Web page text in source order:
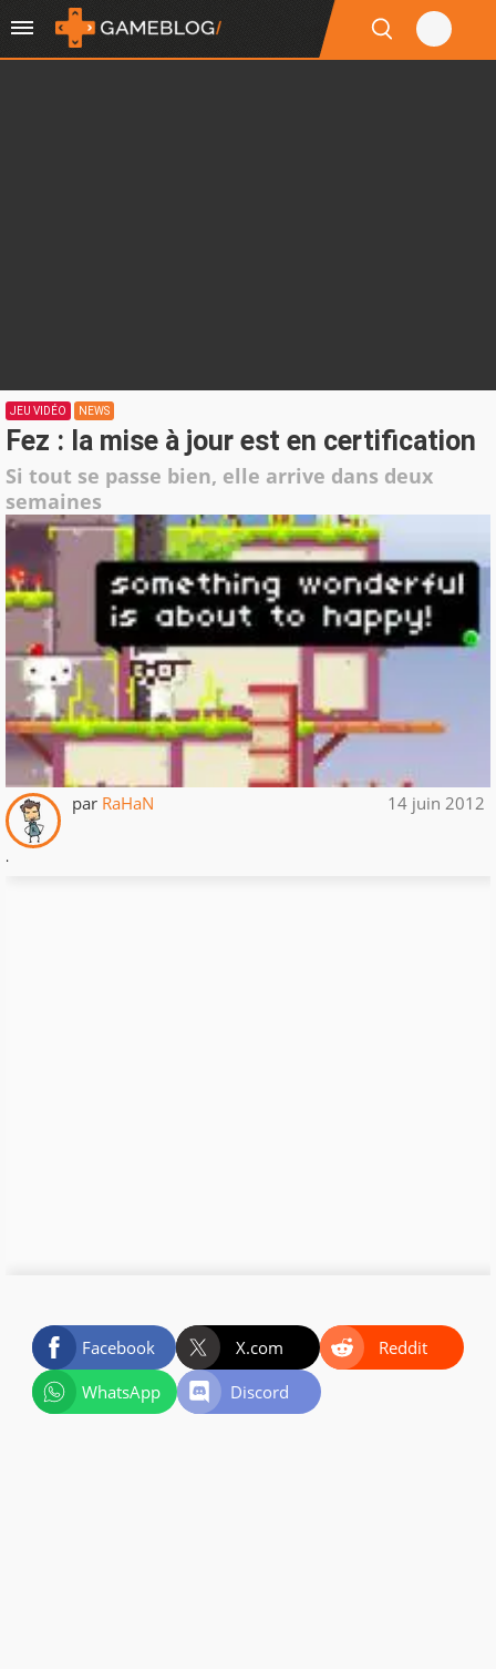
JEU VIDÉO NEWS
Fez : la mise à jour est en certification
Si tout se passe bien, elle arrive dans deux
semaines
par RaHaN 14 juin 2012
.
Facebook X.com
Reddit
WhatsApp
Discord